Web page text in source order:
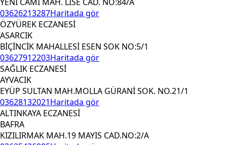
03626213287Haritada gör
ÖZYÜREK ECZANESİ
ASARCIK
BİÇİNCİK MAHALLESİ ESEN SOK NO:5/1
03627912203Haritada gör
SAĞLIK ECZANESİ
AYVACIK
EYÜP SULTAN MAH.MOLLA GÜRANİ SOK. NO.21/1
03628132021Haritada gör
ALTINKAYA ECZANESİ
BAFRA
KIZILIRMAK MAH.19 MAYIS CAD.NO:2/A